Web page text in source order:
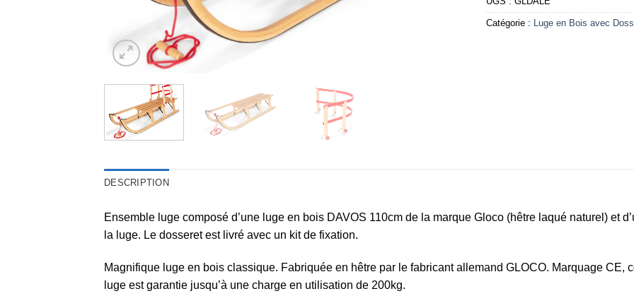
Catégorie : Luge en Bois avec
DESCRIPTION
Ensemble luge composé d’une luge en bois DAVOS 110cm de la marque Gloco (hêtre laqué naturel) et
la luge. Le dosseret est livré avec un kit de fixation.
Magnifique luge en bois classique. Fabriquée en hêtre par le fabricant allemand GLOCO. Marquage CE,
luge est garantie jusqu’à une charge en utilisation de 200kg.